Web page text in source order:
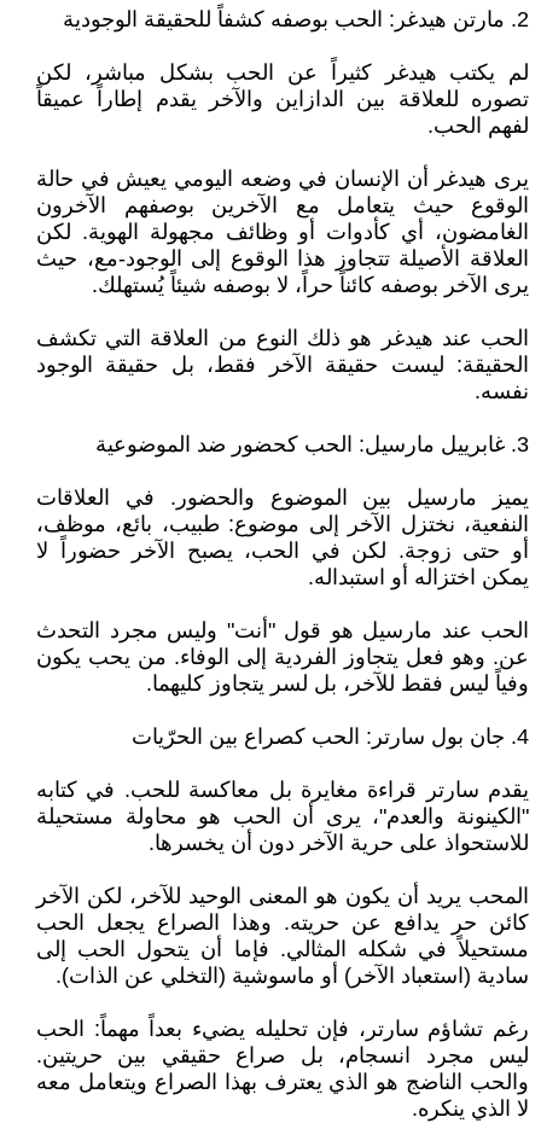
2. مارتن هيدغر: الحب بوصفه كشفاً للحقيقة الوجودية
لم يكتب هيدغر كثيراً عن الحب بشكل مباشر، لكن
تصوره للعلاقة بين الدازاين والآخر يقدم إطاراً عميقاً
لفهم الحب.
يرى هيدغر أن الإنسان في وضعه اليومي يعيش في حالة
الوقوع حيث يتعامل مع الآخرين بوصفهم الآخرون
الغامضون، أي كأدوات أو وظائف مجهولة الهوية. لكن
العلاقة الأصيلة تتجاوز هذا الوقوع إلى الوجود-مع، حيث
يرى الآخر بوصفه كائناً حراً، لا بوصفه شيئاً يُستهلك.
الحب عند هيدغر هو ذلك النوع من العلاقة التي تكشف
الحقيقة: ليست حقيقة الآخر فقط، بل حقيقة الوجود
نفسه.
3. غابرييل مارسيل: الحب كحضور ضد الموضوعية
يميز مارسيل بين الموضوع والحضور. في العلاقات
النفعية، نختزل الآخر إلى موضوع: طبيب، بائع، موظف،
أو حتى زوجة. لكن في الحب، يصبح الآخر حضوراً لا
يمكن اختزاله أو استبداله.
الحب عند مارسيل هو قول "أنت" وليس مجرد التحدث
عن. وهو فعل يتجاوز الفردية إلى الوفاء. من يحب يكون
وفياً ليس فقط للآخر، بل لسر يتجاوز كليهما.
4. جان بول سارتر: الحب كصراع بين الحرّيات
يقدم سارتر قراءة مغايرة بل معاكسة للحب. في كتابه
"الكينونة والعدم"، يرى أن الحب هو محاولة مستحيلة
للاستحواذ على حرية الآخر دون أن يخسرها.
المحب يريد أن يكون هو المعنى الوحيد للآخر، لكن الآخر
كائن حر يدافع عن حريته. وهذا الصراع يجعل الحب
مستحيلاً في شكله المثالي. فإما أن يتحول الحب إلى
سادية (استعباد الآخر) أو ماسوشية (التخلي عن الذات).
رغم تشاؤم سارتر، فإن تحليله يضيء بعداً مهماً: الحب
ليس مجرد انسجام، بل صراع حقيقي بين حريتين.
والحب الناضج هو الذي يعترف بهذا الصراع ويتعامل معه
لا الذي ينكره.